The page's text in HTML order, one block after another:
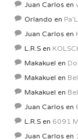
Juan Carlos en
Orlando en
Juan Carlos en
L.R.S en
Makakuel en
Makakuel en
Makakuel en
Juan Carlos en
L.R.S en 6091
Juan Carlos en